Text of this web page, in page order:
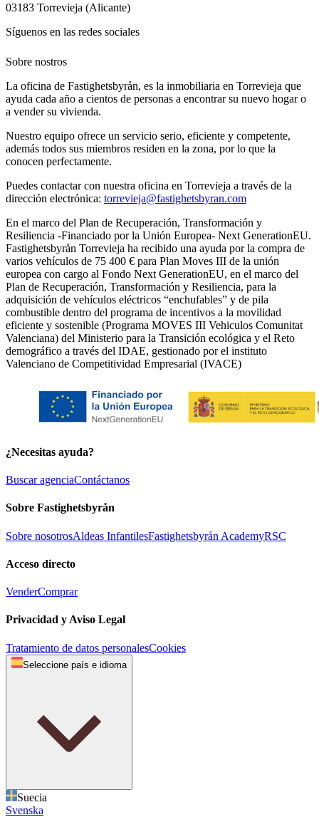
03183 Torrevieja (Alicante)
Síguenos en las redes sociales
Sobre nostros
La oficina de Fastighetsbyrån, es la inmobiliaria en Torrevieja que
ayuda cada año a cientos de personas a encontrar su nuevo hogar o
a vender su vivienda.
Nuestro equipo ofrece un servicio serio, eficiente y competente,
además todos sus miembros residen en la zona, por lo que la
conocen perfectamente.
Puedes contactar con nuestra oficina en Torrevieja a través de la
dirección electrónica: torrevieja@fastighetsbyran.com
En el marco del Plan de Recuperación, Transformación y
Resiliencia -Financiado por la Unión Europea- Next GenerationEU.
Fastighetsbyrån Torrevieja ha recibido una ayuda por la compra de
varios vehículos de 75 400 € para Plan Moves III de la unión
europea con cargo al Fondo Next GenerationEU, en el marco del
Plan de Recuperación, Transformación y Resiliencia, para la
adquisición de vehículos eléctricos “enchufables” y de pila
combustible dentro del programa de incentivos a la movilidad
eficiente y sostenible (Programa MOVES III Vehiculos Comunitat
Valenciana) del Ministerio para la Transición ecológica y el Reto
demográfico a través del IDAE, gestionado por el instituto
Valenciano de Competitividad Empresarial (IVACE)
¿Necesitas ayuda?
Buscar agenciaContáctanos
Sobre Fastighetsbyrån
Sobre nosotrosAldeas InfantilesFastighetsbyrån AcademyRSC
Acceso directo
VenderComprar
Privacidad y Aviso Legal
Tratamiento de datos personalesCookies
Seleccione país e idioma
Suecia
Svenska